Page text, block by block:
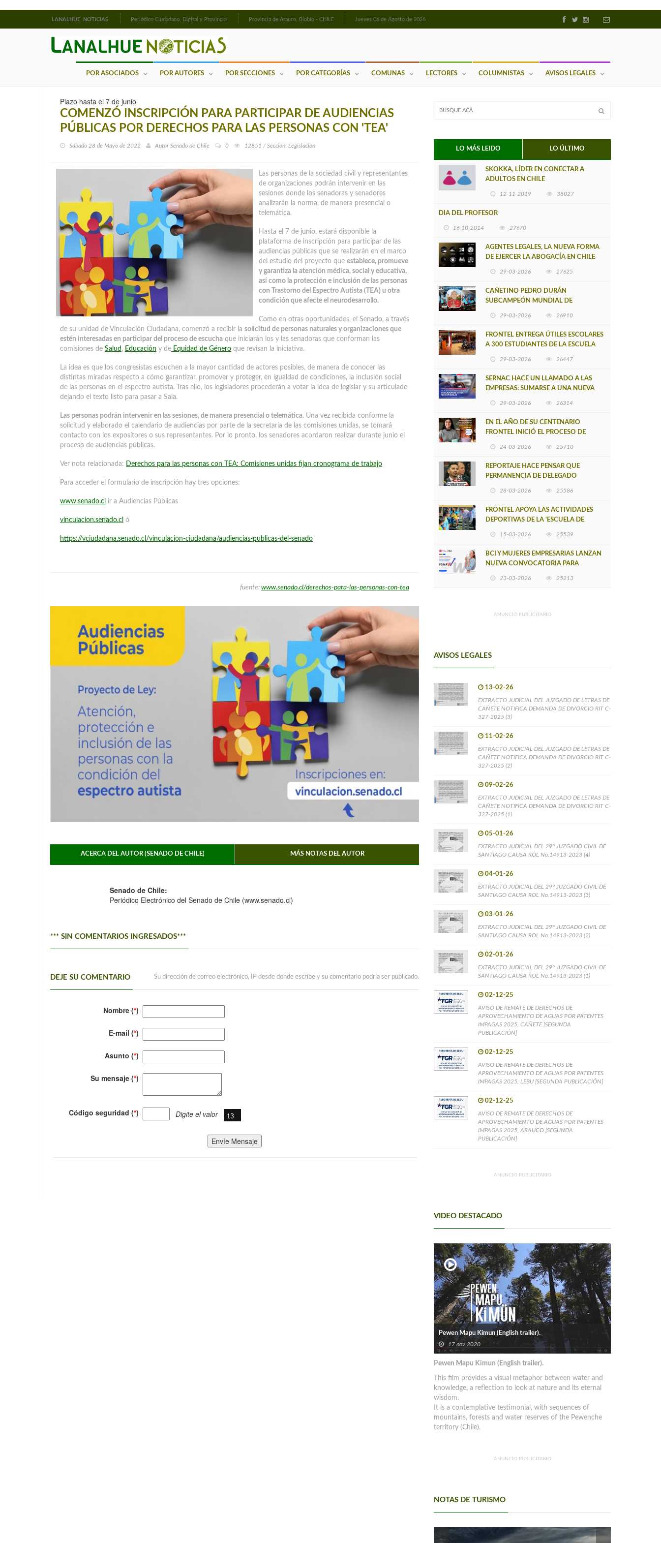
LANALHUE NOTICIAS Periódico Ciudadano, Digital y Provincial Provincia de Arauco, Biobío - CHILE Jueves 06 de Agosto de 2026
POR ASOCIADOS POR AUTORES POR SECCIONES POR CATEGORÍAS COMUNAS LECTORES COLUMNISTAS AVISOS LEGALES
Plazo hasta el 7 de junio
COMENZÓ INSCRIPCIÓN PARA PARTICIPAR DE AUDIENCIAS
PÚBLICAS POR DERECHOS PARA LAS PERSONAS CON 'TEA'
Sábado 28 de Mayo de 2022 Autor Senado de Chile 0 12851 / Seccion: Legislación
Las personas de la sociedad civil y representantes
de organizaciones podrán intervenir en las
sesiones donde los senadoras y senadores
analizarán la norma, de manera presencial o
telemática.
Hasta el 7 de junio, estará disponible la
plataforma de inscripción para participar de las
audiencias públicas que se realizarán en el marco
del estudio del proyecto que establece, promueve
y garantiza la atención médica, social y educativa,
así como la protección e inclusión de las personas
con Trastorno del Espectro Autista (TEA) u otra
condición que afecte el neurodesarrollo.
Como en otras oportunidades, el Senado, a través
de su unidad de Vinculación Ciudadana, comenzó a recibir la solicitud de personas naturales y organizaciones que
estén interesadas en participar del proceso de escucha que iniciarán los y las senadoras que conforman las
comisiones de Salud , Educación y de Equidad de Género que revisan la iniciativa.
La idea es que los congresistas escuchen a la mayor cantidad de actores posibles, de manera de conocer las
distintas miradas respecto a cómo garantizar, promover y proteger, en igualdad de condiciones, la inclusión social
de las personas en el espectro autista. Tras ello, los legisladores procederán a votar la idea de legislar y su articulado
dejando el texto listo para pasar a Sala.
Las personas podrán intervenir en las sesiones, de manera presencial o telemática. Una vez recibida conforme la
solicitud y elaborado el calendario de audiencias por parte de la secretaría de las comisiones unidas, se tomará
contacto con los expositores o sus representantes. Por lo pronto, los senadores acordaron realizar durante junio el
proceso de audiencias públicas.
Ver nota relacionada: Derechos para las personas con TEA: Comisiones unidas fijan cronograma de trabajo
Para acceder el formulario de inscripción hay tres opciones:
www.senado.cl ir a Audiencias Públicas
vinculacion.senado.cl ó
https://vciudadana.senado.cl/vinculacion-ciudadana/audiencias-publicas-del-senado
fuente: www.senado.cl/derechos-para-las-personas-con-tea
ACERCA DEL AUTOR (SENADO DE CHILE) MÁS NOTAS DEL AUTOR
Senado de Chile:
Periódico Electrónico del Senado de Chile (www.senado.cl)
*** SIN COMENTARIOS INGRESADOS***
DEJE SU COMENTARIO Su dirección de correo electrónico, IP desde donde escribe y su comentario podría ser publicado.
Nombre (*)
E-mail (*)
Asunto (*)
Su mensaje (*)
Código seguridad (*) Digite el valor
Envíe Mensaje
LO MÁS LEIDO LO ÚLTIMO
SKOKKA, LÍDER EN CONECTAR A
ADULTOS EN CHILE
12-11-2019 38027
DIA DEL PROFESOR
16-10-2014 27670
AGENTES LEGALES, LA NUEVA FORMA
DE EJERCER LA ABOGACÍA EN CHILE
29-03-2026 27625
CAÑETINO PEDRO DURÁN
SUBCAMPEÓN MUNDIAL DE
29-03-2026 26910
FRONTEL ENTREGA ÚTILES ESCOLARES
A 300 ESTUDIANTES DE LA ESCUELA
29-03-2026 26447
SERNAC HACE UN LLAMADO A LAS
EMPRESAS: SUMARSE A UNA NUEVA
29-03-2026 26314
EN EL AÑO DE SU CENTENARIO
FRONTEL INICIÓ EL PROCESO DE
24-03-2026 25710
REPORTAJE HACE PENSAR QUE
PERMANENCIA DE DELEGADO
28-03-2026 25586
FRONTEL APOYA LAS ACTIVIDADES
DEPORTIVAS DE LA 'ESCUELA DE
15-03-2026 25539
BCI Y MUJERES EMPRESARIAS LANZAN
NUEVA CONVOCATORIA PARA
23-03-2026 25213
ANUNCIO PUBLICITARIO
AVISOS LEGALES
13-02-26
EXTRACTO JUDICIAL DEL JUZGADO DE LETRAS DE
CAÑETE NOTIFICA DEMANDA DE DIVORCIO RIT C-
327-2025 (3)
11-02-26
EXTRACTO JUDICIAL DEL JUZGADO DE LETRAS DE
CAÑETE NOTIFICA DEMANDA DE DIVORCIO RIT C-
327-2025 (2)
09-02-26
EXTRACTO JUDICIAL DEL JUZGADO DE LETRAS DE
CAÑETE NOTIFICA DEMANDA DE DIVORCIO RIT C-
327-2025 (1)
05-01-26
EXTRACTO JUDICIAL DEL 29° JUZGADO CIVIL DE
SANTIAGO CAUSA ROL No.14913-2023 (4)
04-01-26
EXTRACTO JUDICIAL DEL 29° JUZGADO CIVIL DE
SANTIAGO CAUSA ROL No.14913-2023 (3)
03-01-26
EXTRACTO JUDICIAL DEL 29° JUZGADO CIVIL DE
SANTIAGO CAUSA ROL No.14913-2023 (2)
02-01-26
EXTRACTO JUDICIAL DEL 29° JUZGADO CIVIL DE
SANTIAGO CAUSA ROL No.14913-2023 (1)
02-12-25
AVISO DE REMATE DE DERECHOS DE
APROVECHAMIENTO DE AGUAS POR PATENTES
IMPAGAS 2025, CAÑETE [SEGUNDA
PUBLICACIÓN]
02-12-25
AVISO DE REMATE DE DERECHOS DE
APROVECHAMIENTO DE AGUAS POR PATENTES
IMPAGAS 2025, LEBU [SEGUNDA PUBLICACIÓN]
02-12-25
AVISO DE REMATE DE DERECHOS DE
APROVECHAMIENTO DE AGUAS POR PATENTES
IMPAGAS 2025, ARAUCO [SEGUNDA
PUBLICACIÓN]
ANUNCIO PUBLICITARIO
VIDEO DESTACADO
Pewen Mapu Kimun (English trailer).
17 nov 2020
Pewen Mapu Kimun (English trailer).
This film provides a visual metaphor between water and
knowledge, a reflection to look at nature and its eternal
wisdom.
It is a contemplative testimonial, with sequences of
mountains, forests and water reserves of the Pewenche
territory (Chile).
ANUNCIO PUBLICITARIO
NOTAS DE TURISMO